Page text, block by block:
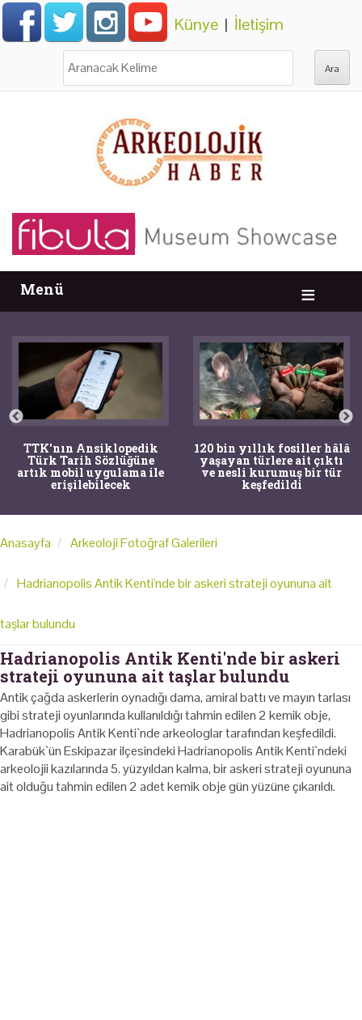
Künye | İletişim
Menü
TTK'nın Ansiklopedik
Türk Tarih Sözlüğüne
artık mobil uygulama ile
erişilebilecek
120 bin yıllık fosiller hâlâ
yaşayan türlere ait çıktı
ve nesli kurumuş bir tür
keşfedildi
Anasayfa Arkeoloji Fotoğraf Galerileri
Hadrianopolis Antik Kenti'nde bir askeri strateji oyununa ait
taşlar bulundu
Hadrianopolis Antik Kenti'nde bir askeri
strateji oyununa ait taşlar bulundu
Antik çağda askerlerin oynadığı dama, amiral battı ve mayın tarlası
gibi strateji oyunlarında kullanıldığı tahmin edilen 2 kemik obje,
Hadrianopolis Antik Kenti`nde arkeologlar tarafından keşfedildi.
Karabük`ün Eskipazar ilçesindeki Hadrianopolis Antik Kenti`ndeki
arkeolojii kazılarında 5. yüzyıldan kalma, bir askeri strateji oyununa
ait olduğu tahmin edilen 2 adet kemik obje gün yüzüne çıkarıldı.